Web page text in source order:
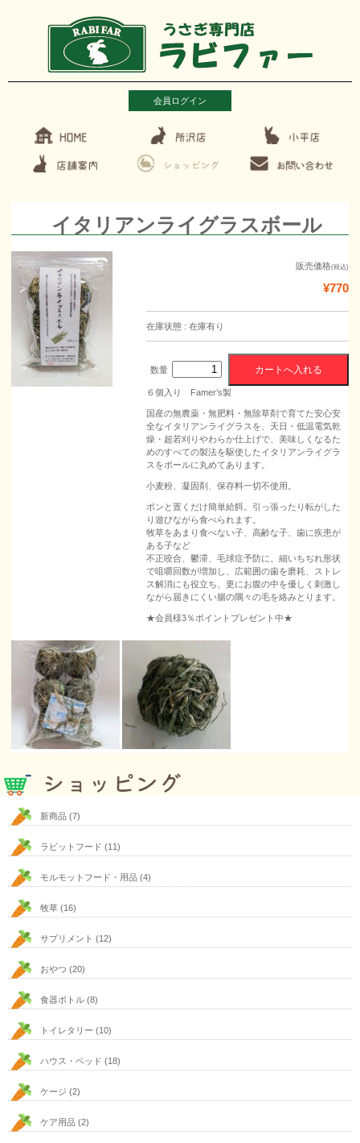
会員ログイン
イタリアンライグラスボール
販売価格(税込)
¥770
在庫状態 : 在庫有り
数量
６個入り Famer’s製
国産の無農薬・無肥料・無除草剤で育てた安心安
全なイタリアンライグラスを、天日・低温電気乾
燥・超若刈りやわらか仕上げで、美味しくなるた
めのすべての製法を駆使したイタリアンライグラ
スをボールに丸めてあります。
小麦粉、凝固剤、保存料一切不使用。
ポンと置くだけ簡単給餌。引っ張ったり転がした
り遊びながら食べられます。
牧草をあまり食べない子、高齢な子、歯に疾患が
ある子など
不正咬合、鬱滞、毛球症予防に。細いちぢれ形状
で咀嚼回数が増加し、広範囲の歯を磨耗、ストレ
ス解消にも役立ち、更にお腹の中を優しく刺激し
ながら届きにくい腸の隅々の毛を絡みとります。
★会員様3％ポイントプレゼント中★
新商品 (7)
ラビットフード (11)
モルモットフード・用品 (4)
牧草 (16)
サプリメント (12)
おやつ (20)
食器ボトル (8)
トイレタリー (10)
ハウス・ベッド (18)
ケージ (2)
ケア用品 (2)